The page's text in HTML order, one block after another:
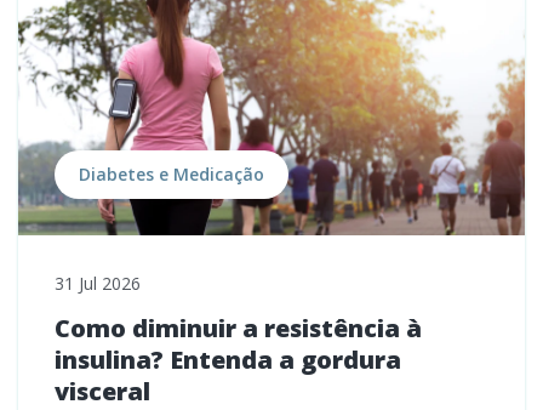
Diabetes e Medicação
31 Jul 2026
Como diminuir a resistência à
insulina? Entenda a gordura
visceral